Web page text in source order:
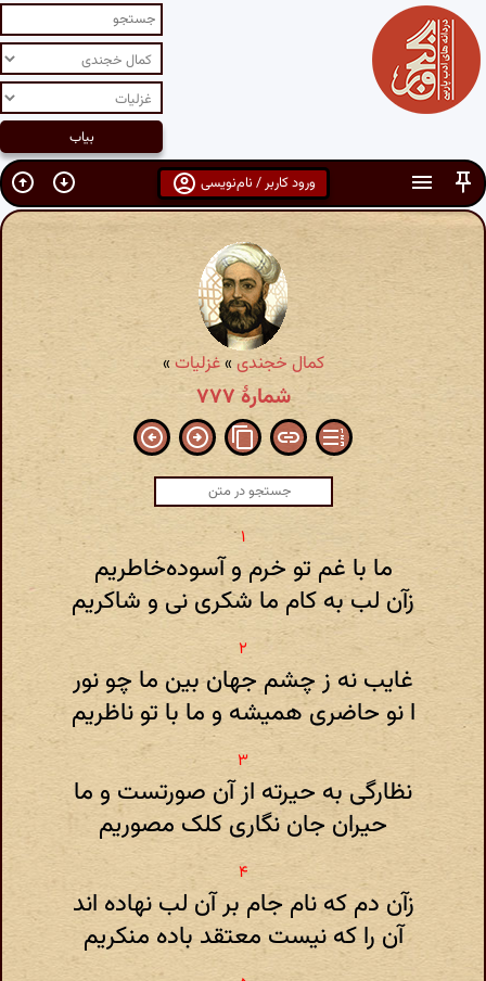
ورود کاربر / نام‌نویسی
کمال خجندی»غزلیات»
شمارهٔ ۷۷۷
ما با غم تو خرم و آسوده‌خاطریم
زآن لب به کام ما شکری نی و شاکریم
غایب نه ز چشم جهان بین ما چو نور
ا نو حاضری همیشه و ما با تو ناظریم
نظارگی به حیرته از آن صورتست و ما
حیران جان نگاری کلک مصوریم
زآن دم که نام جام بر آن لب نهاده اند
آن را که نیست معتقد باده منکریم